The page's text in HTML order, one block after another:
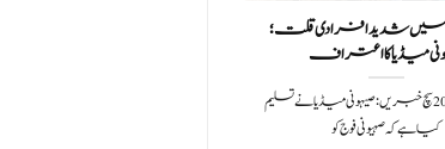
میں شدید افرادی قلت؛
میڈیا کا اعتراف
?️ 28 اپریل 2025 سچ خبریں:صیہونی میڈیا نے تسلیم
کیا ہے کہ صہیونی فوج کو